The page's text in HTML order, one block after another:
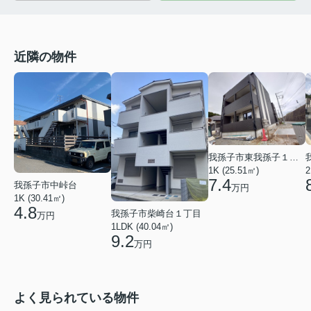
近隣の物件
我孫子市中峠台
1K (30.41㎡)
4.8万円
我孫子市柴崎台１丁目
1LDK (40.04㎡)
9.2万円
1K (25.51㎡)
7.4万円
よく見られている物件